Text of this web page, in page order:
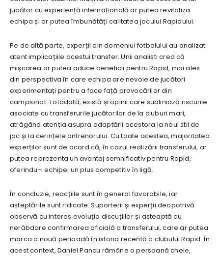
jucător cu experiență internațională ar putea revitaliza
echipa și ar putea îmbunătăți calitatea jocului Rapidului.
Pe de altă parte, experții din domeniul fotbalului au analizat
atent implicațiile acestui transfer. Unii analiști cred că
mișcarea ar putea aduce beneficii pentru Rapid, mai ales
din perspectiva în care echipa are nevoie de jucători
experimentați pentru a face față provocărilor din
campionat. Totodată, există și opinii care subliniază riscurile
asociate cu transferurile jucătorilor de la cluburi mari,
atrăgând atenția asupra adaptării acestora la noul stil de
joc și la cerințele antrenorului. Cu toate acestea, majoritatea
experților sunt de acord că, în cazul realizării transferului, ar
putea reprezenta un avantaj semnificativ pentru Rapid,
oferindu-i echipei un plus competitiv în ligă.
În concluzie, reacțiile sunt în general favorabile, iar
așteptările sunt ridicate. Suporterii și experții deopotrivă
observă cu interes evoluția discuțiilor și așteaptă cu
nerăbdare confirmarea oficială a transferului, care ar putea
marca o nouă perioadă în istoria recentă a clubului Rapid. În
acest context, Daniel Pancu rămâne o persoană cheie,